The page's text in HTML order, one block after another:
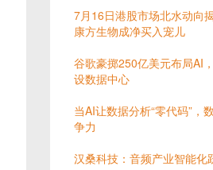
7月16日港股市场北水动向
康方生物成净买入宠儿
谷歌豪掷250亿美元布局AI
设数据中心
当AI让数据分析“零代码”，
争力
汉桑科技：音频产业智能化